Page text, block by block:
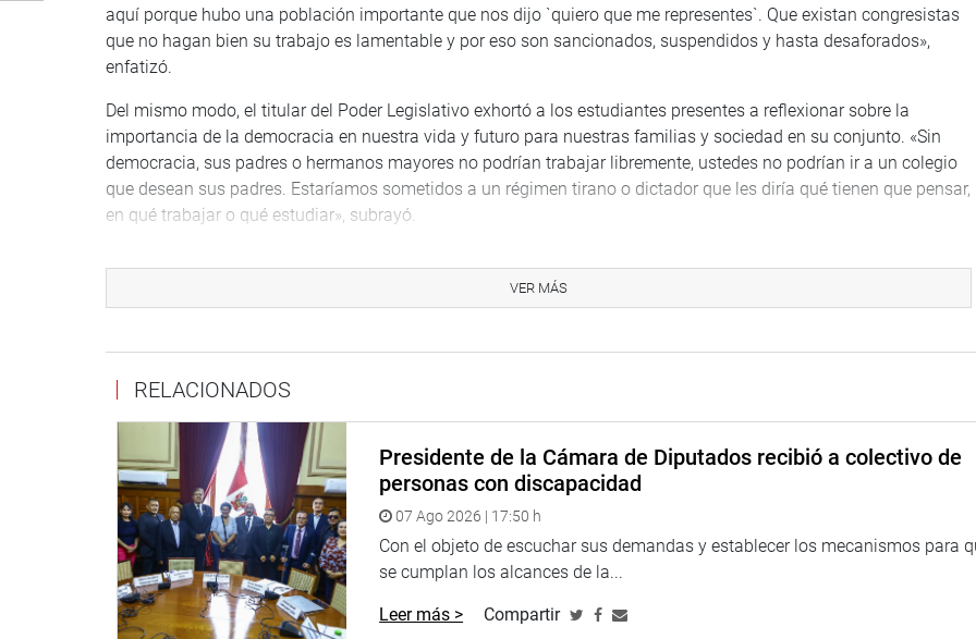
aquí porque hubo una población importante que nos dijo `quiero que me representes`. Que existan congresistas
que no hagan bien su trabajo es lamentable y por eso son sancionados, suspendidos y hasta desaforados»,
enfatizó.
Del mismo modo, el titular del Poder Legislativo exhortó a los estudiantes presentes a reflexionar sobre la
importancia de la democracia en nuestra vida y futuro para nuestras familias y sociedad en su conjunto. «Sin
democracia, sus padres o hermanos mayores no podrían trabajar libremente, ustedes no podrían ir a un colegio
que desean sus padres. Estaríamos sometidos a un régimen tirano o dictador que les diría qué tienen que pensar,
en qué trabajar o qué estudiar», subrayó.
de 25 años se desató una barbarie terrorista que tenía como único objetivo traerse abajo la democracia. Para el
efecto, se proyectó un vídeo sobre los principales atentados cometidos por Sendero Luminoso y el MRTA, y cómo
Finalmente, el parlamentario Marco Miyashiro (FP), narró anécdotas de cómo el GEIN capturó al sanguinario
terrorista Abimael Guzmán y dio detalles de cómo se rescató a los rehenes de la residencia japonesa en abril de
1998 secuestrados por horas del MRTA.
PRENSA-CONGRESO
Puede encontrar más información en nuestra página web y redes sociales.
Heraldo :goo.gl/Ty5Tto
Portal: http://www.congreso.gob.pe/
VER MÁS
RELACIONADOS
Presidente de la Cámara de Diputados recibió a colectivo de
personas con discapacidad
07 Ago 2026 | 17:50 h
Con el objeto de escuchar sus demandas y establecer los mecanismos para
se cumplan los alcances de la...
Leer más > Compartir